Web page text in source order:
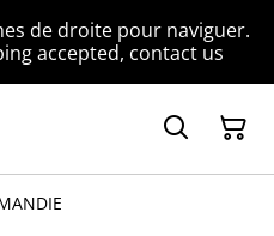
de droite pour naviguer.
accepted, contact us